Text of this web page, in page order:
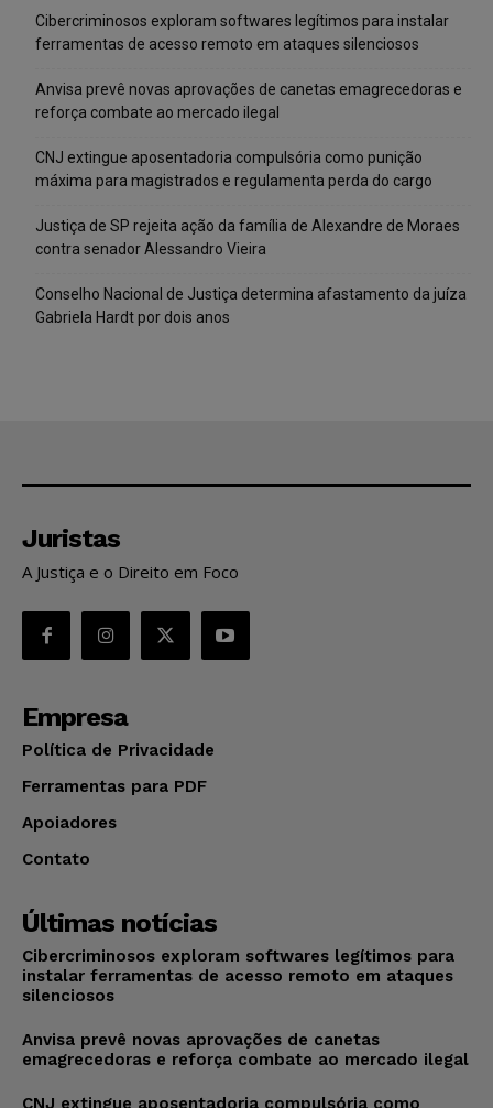
Cibercriminosos exploram softwares legítimos para instalar
ferramentas de acesso remoto em ataques silenciosos
Anvisa prevê novas aprovações de canetas emagrecedoras e
reforça combate ao mercado ilegal
CNJ extingue aposentadoria compulsória como punição
máxima para magistrados e regulamenta perda do cargo
Justiça de SP rejeita ação da família de Alexandre de Moraes
contra senador Alessandro Vieira
Conselho Nacional de Justiça determina afastamento da juíza
Gabriela Hardt por dois anos
Juristas
A Justiça e o Direito em Foco
Empresa
Política de Privacidade
Ferramentas para PDF
Apoiadores
Contato
Últimas notícias
Cibercriminosos exploram softwares legítimos para
instalar ferramentas de acesso remoto em ataques
silenciosos
Anvisa prevê novas aprovações de canetas
emagrecedoras e reforça combate ao mercado ilegal
CNJ extingue aposentadoria compulsória como